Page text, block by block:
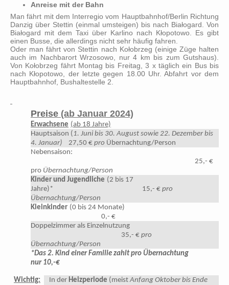
Anreise mit der Bahn
Man fährt mit dem Interregio vom Hauptbahnhof/Berlin Richtung
Danzig über Stettin (einmal umsteigen) bis nach Białogard. Von
Białogard mit dem Taxi über Karlino nach Kłopotowo. Es gibt
einen Busse, die allerdings nicht sehr häufig fahren.
Oder man fährt von Stettin nach Kołobrzeg (einige Züge halten
auch im Nachbarort Wrzosowo, nur 4 km bis zum Gutshaus).
Von Kołobrzeg fährt Montag bis Freitag, 3 x täglich ein Bus bis
nach Kłopotowo, der letzte gegen 18.00 Uhr. Abfahrt vor dem
Hauptbahnhof, Bushaltestelle 2.
Preise (ab Januar 2024)
Erwachsene (ab 18 Jahre)
Hauptsaison (1. Juni bis 30. August sowie 22. Dezember bis
4. Januar) 27,50 € pro Übernachtung/Person
Nebensaison:
25,- €
pro Übernachtung/Person
Kinder und Jugendliche (2 bis 17
Jahre)* 15,- € pro
Übernachtung/Person
Kleinkinder (0 bis 24 Monate)
0,- €
Doppelzimmer als Einzelnutzung
35,- € pro
Übernachtung/Person
*Das 2. Kind einer Familie zahlt pro Übernachtung
nur 10,-€
Wichtig: In der Heizperiode (meist Anfang Oktober bis Ende